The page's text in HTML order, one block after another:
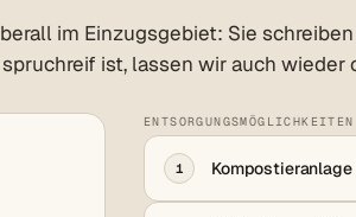
im Einzugsgebiet: Sie
ist, lassen wir auch wieder
1